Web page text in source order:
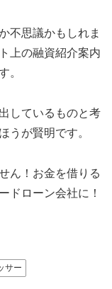
不思議かもしれま
上の融資紹介案内
。
しているものと考
うが賢明です。
ん！お金を借りる
ドローン会社に！
サー